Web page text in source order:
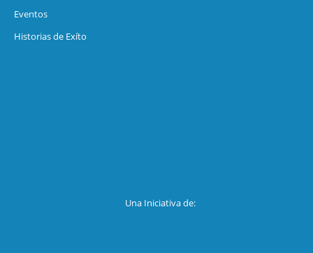
Eventos
Historias de Exíto
Una Iniciativa de: